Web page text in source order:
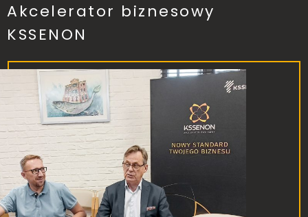
Akcelerator biznesowy
KSSENON